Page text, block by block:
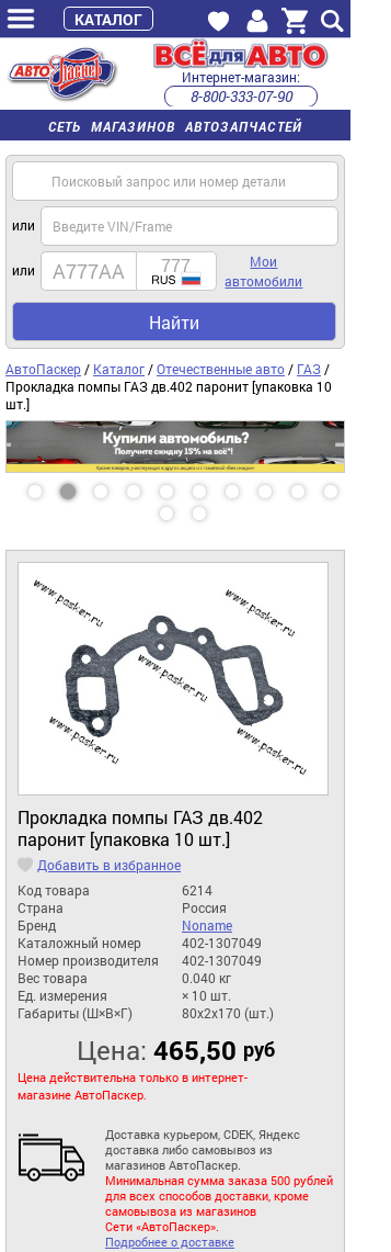
СЕТЬ МАГАЗИНОВ АВТОЗАПЧАСТЕЙ
Интернет-магазин:
8-800-333-07-90
часы работы с 9:00 до 22:00 (пн-пт)
или
или
Мои
автомобили
Найти
АвтоПаскер / Каталог /Отечественные авто / ГАЗ /
Прокладка помпы ГАЗ дв.402 паронит [упаковка 10
шт.]
Прокладка помпы ГАЗ дв.402
паронит [упаковка 10 шт.]
Добавить в избранное
Код товара
6214
Страна
Россия
Бренд
Noname
Каталожный номер
402-1307049
Номер производителя
402-1307049
Вес товара
0.040 кг
Ед. измерения
× 10 шт.
Габариты (Ш×В×Г)
80x2x170 (шт.)
Цена: 465,50 руб
Цена действительна только в интернет-
магазине АвтоПаскер.
Доставка курьером, CDEK, Яндекс
доставка либо самовывоз из
магазинов АвтоПаскер.
Минимальная сумма заказа 500 рублей
для всех способов доставки, кроме
самовывоза из магазинов
Сети «АвтоПаскер».
Подробнее о доставке
КАТАЛОГ